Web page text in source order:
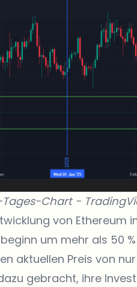
Tages-Chart -
von
um mehr als 50
aktuellen Preis von
gebracht, ihre